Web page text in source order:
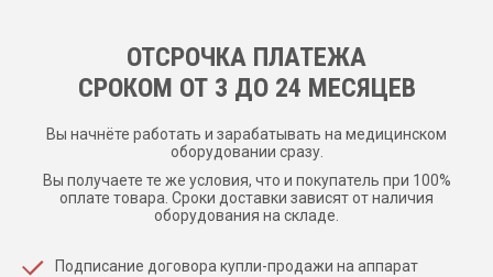
ОТСРОЧКА ПЛАТЕЖА
CРОКОМ ОТ 3 ДО 24 МЕСЯЦЕВ
Вы начнёте работать и зарабатывать на медицинском
оборудовании сразу.
Вы получаете те же условия, что и покупатель при 100%
оплате товара. Сроки доставки зависят от наличия
оборудования на складе.
Подписание договора купли-продажи на аппарат